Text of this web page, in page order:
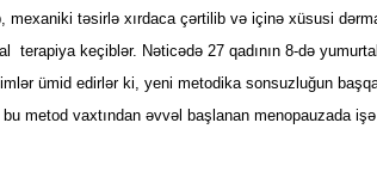
mexaniki təsirlə xırdaca çərtilib və içinə xüsusi
terapiya keçiblər. Nəticədə 27 qadının 8-də
ümid edirlər ki, yeni metodika sonsuzluğun
metod vaxtından əvvəl başlanan menopauzada